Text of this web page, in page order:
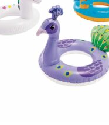
scelte
nella
pagina
del